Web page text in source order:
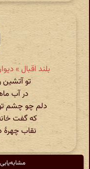
بلند اقبال »
تو آتشین
در آب
دلم چو چشم
که گفت
نقاب